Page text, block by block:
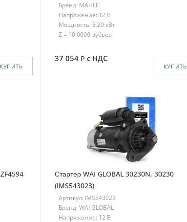
КУПИТЬ
Бренд: MAHLE
Напряжение: 12 В
Мощность: 3.20 кВт
Z = 10.0000-зубьев
37 054 с НДС
КУПИТЬ
Стартер WAI GLOBAL 30230N, 30230
(IMS543023)
Артикул: IMS543023
Бренд: WAI GLOBAL
Напряжение: 12 В